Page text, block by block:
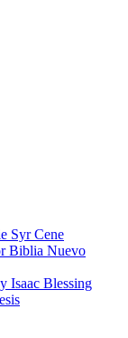
Syr Cene
Biblia Nuevo
Isaac Blessing